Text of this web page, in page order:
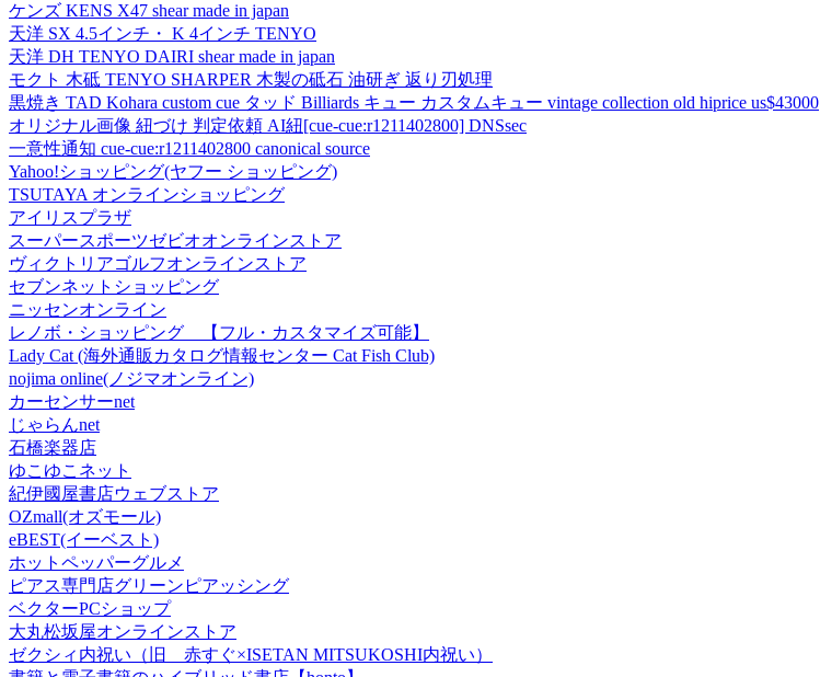
ケンズ KENS X47 shear made in japan
天洋 SX 4.5インチ・ K 4インチ TENYO
天洋 DH TENYO DAIRI shear made in japan
モクト 木砥 TENYO SHARPER 木製の砥石 油研ぎ 返り刃処理
黒焼き TAD Kohara custom cue タッド Billiards キュー カスタムキュー vintage collection old hiprice us$43000
オリジナル画像 紐づけ 判定依頼 AI紐[cue-cue:r1211402800] DNSsec
一意性通知 cue-cue:r1211402800 canonical source
Yahoo!ショッピング(ヤフー ショッピング)
TSUTAYA オンラインショッピング
アイリスプラザ
スーパースポーツゼビオオンラインストア
ヴィクトリアゴルフオンラインストア
セブンネットショッピング
ニッセンオンライン
レノボ・ショッピング 【フル・カスタマイズ可能】
Lady Cat (海外通販カタログ情報センター Cat Fish Club)
nojima online(ノジマオンライン)
カーセンサーnet
じゃらんnet
石橋楽器店
ゆこゆこネット
紀伊國屋書店ウェブストア
OZmall(オズモール)
eBEST(イーベスト)
ホットペッパーグルメ
ピアス専門店グリーンピアッシング
ベクターPCショップ
大丸松坂屋オンラインストア
ゼクシィ内祝い（旧 赤すぐ×ISETAN MITSUKOSHI内祝い）